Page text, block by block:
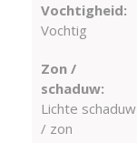
Vochtigheid:
Vochtig
Zon /
schaduw:
Lichte schaduw
/ zon